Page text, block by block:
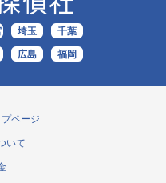
埼玉 千葉
広島 福岡
ページ
いて